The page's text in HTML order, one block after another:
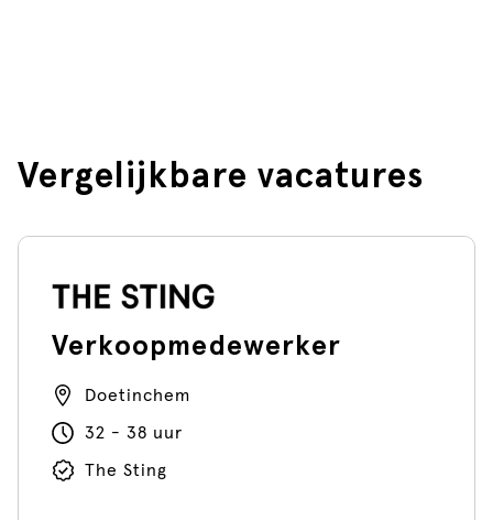
Vergelijkbare vacatures
Verkoopmedewerker
Doetinchem
32 - 38 uur
The Sting